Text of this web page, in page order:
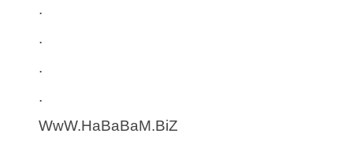
.
.
.
.
WwW.HaBaBaM.BiZ